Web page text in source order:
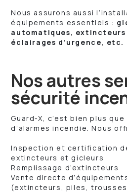
Nous assurons aussi
équipements essentiels :
automatiques,
éclairages d’urgence, etc.
Nos autres
sécurité
Guard-X, c’est bien plus
d’alarmes incendie. Nous
Inspection et certification
extincteurs et gicleurs
Remplissage d’extincteurs
Vente directe
(extincteurs, piles,